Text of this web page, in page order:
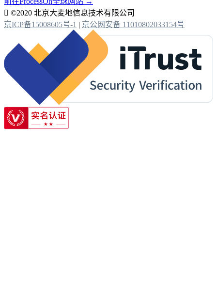
 ©2020 北京大麦地信息技术有限公司
京ICP备15008605号-1 | 京公网安备 11010802033154号